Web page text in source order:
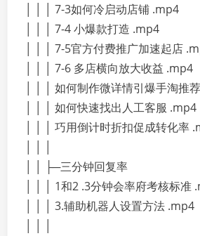
│ │ │ 7-3如何冷启动店铺 .mp4
│ │ │ 7-4 小爆款打造 .mp4
│ │ │ 7-5官方付费推广加速起店
│ │ │ 7-6 多店横向放大收益 .mp4
│ │ │ 如何制作微详情引爆手淘推
│ │ │ 如何快速找出人工客服 .mp4
│ │ │ 巧用倒计时折扣促成转化率
│ │ ├─三分钟回复率
│ │ │ 1和2 .3分钟会率府考核标准
│ │ │ 3.辅助机器人设置方法 .mp4